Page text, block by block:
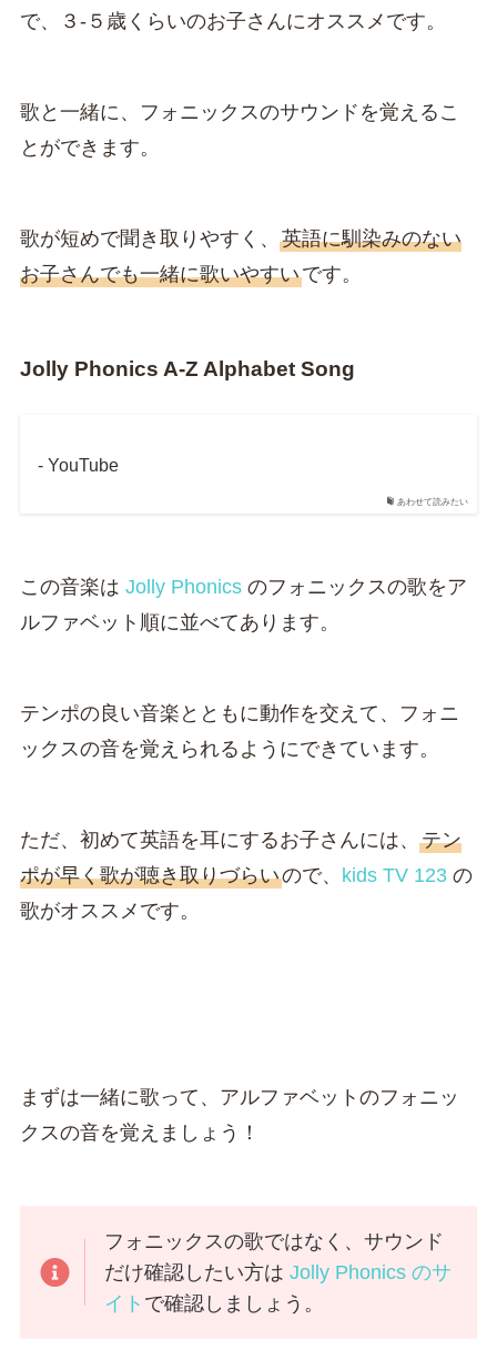
で、３-５歳くらいのお子さんにオススメです。
歌と一緒に、フォニックスのサウンドを覚えるこ
とができます。
歌が短めで聞き取りやすく、 英語に馴染みのない
お子さんでも一緒に歌いやすいです。
Jolly Phonics A-Z Alphabet Song
あわせて読みたい
- YouTube
この音楽は Jolly Phonicsのフォニックスの歌をア
ルファベット順に並べてあります。
テンポの良い音楽とともに動作を交えて、フォニ
ックスの音を覚えられるようにできています。
ただ、初めて英語を耳にするお子さんには、 テン
ポが早く歌が聴き取りづらいので、 kids TV 123の
歌がオススメです。
まずは一緒に歌って、アルファベットのフォニッ
クスの音を覚えましょう！
フォニックスの歌ではなく、サウンド
だけ確認したい方はJolly Phonics のサ
イト で確認しましょう。